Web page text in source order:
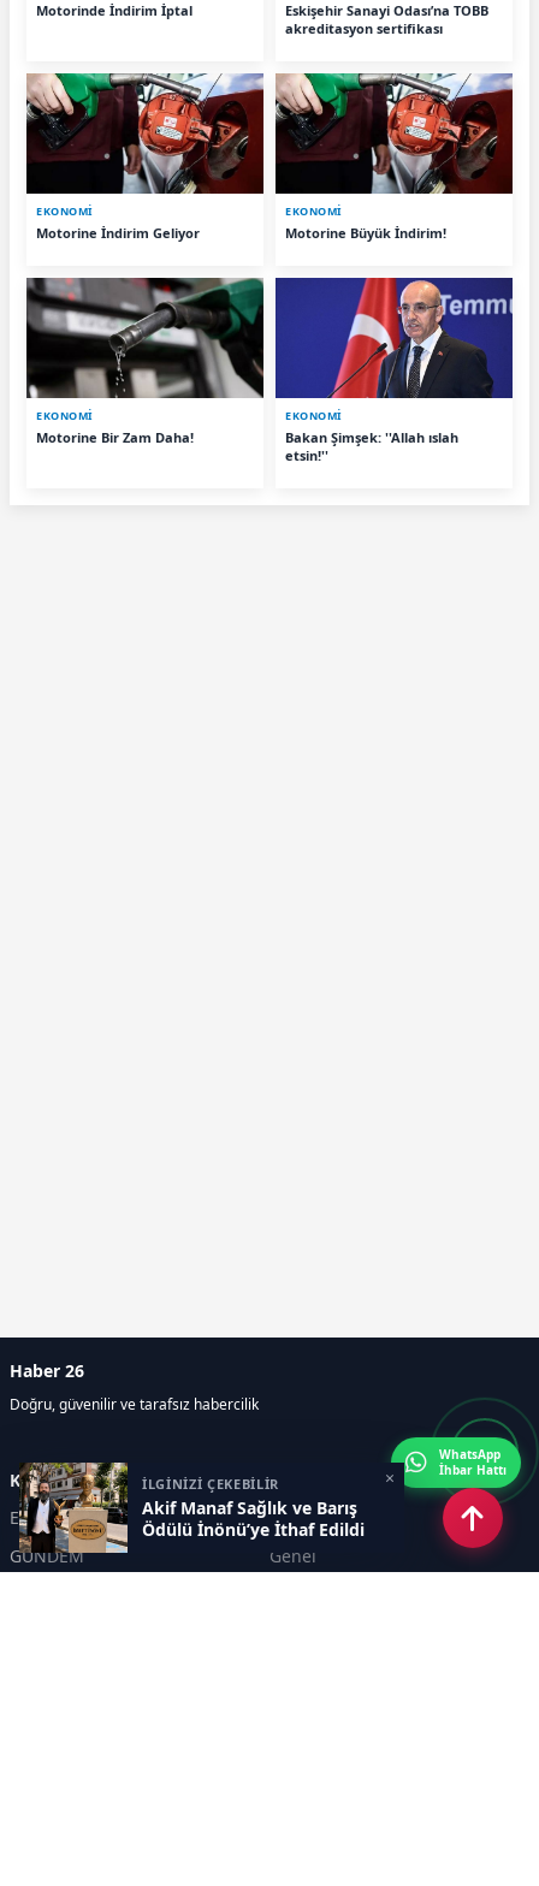
Motorinde İndirim İptal
Eskişehir Sanayi Odası’na TOBB
akreditasyon sertifikası
EKONOMİ
Motorine İndirim Geliyor
EKONOMİ
Motorine Büyük İndirim!
EKONOMİ
Motorine Bir Zam Daha!
EKONOMİ
Bakan Şimşek: ''Allah ıslah
etsin!''
İLGİNİZİ ÇEKEBİLİR
Akif Manaf Sağlık ve Barış
Ödülü İnönü’ye İthaf Edildi
×
Haber 26
Doğru, güvenilir ve tarafsız habercilik
Kategoriler
Eskişehir
SPOR
GÜNDEM
Genel
WhatsApp
İhbar Hattı